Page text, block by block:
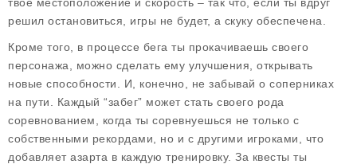
решил остановиться, игры не будет, а скуку обеспечена.
Кроме того, в процессе бега ты прокачиваешь своего
персонажа, можно сделать ему улучшения, открывать
новые способности. И, конечно, не забывай о соперниках
на пути. Каждый “забег” может стать своего рода
соревнованием, когда ты соревнуешься не только с
собственными рекордами, но и с другими игроками, что
добавляет азарта в каждую тренировку. За квесты ты